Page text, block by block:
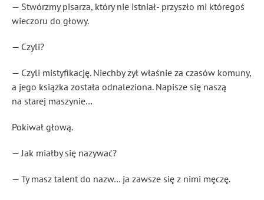
— Stwórzmy pisarza, który nie istniał- przyszło mi któregoś
wieczoru do głowy.
— Czyli?
— Czyli mistyfikację. Niechby żył właśnie za czasów komuny,
a jego książka została odnaleziona. Napisze się naszą
na starej maszynie…
Pokiwał głową.
— Jak miałby się nazywać?
— Ty masz talent do nazw… ja zawsze się z nimi męczę.